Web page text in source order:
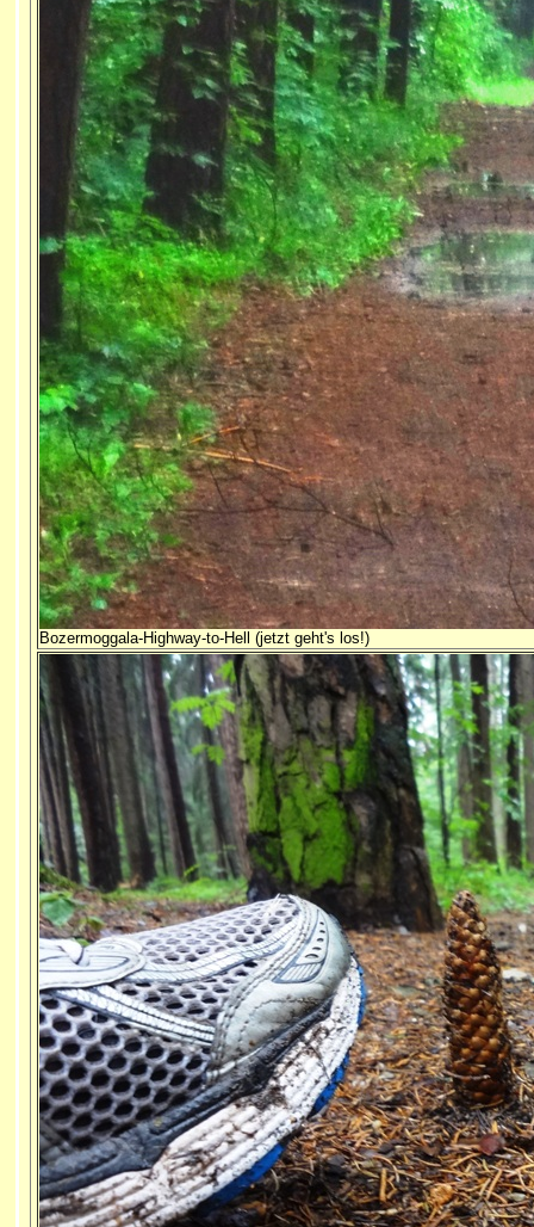
Bozermoggala-Highway-to-Hell (jetzt geht's los!)